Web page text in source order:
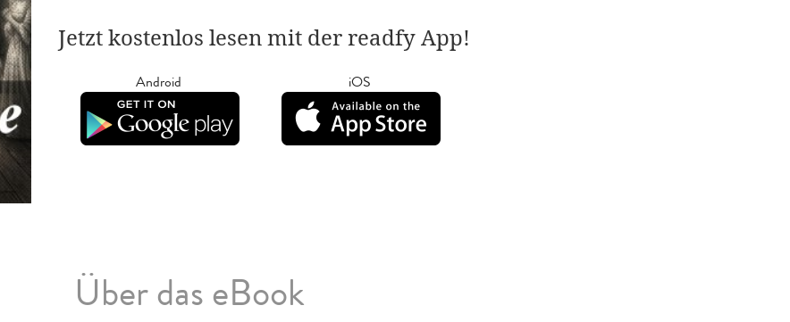
Jetzt kostenlos lesen mit der readfy App!
Android iOS
Über das eBook